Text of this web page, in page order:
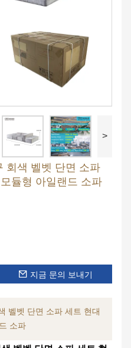
>
회색 벨벳 단면 소파
듈형 아일랜드 소파
지금 문의 보내기
벨벳 단면 소파 세트 현대
소파